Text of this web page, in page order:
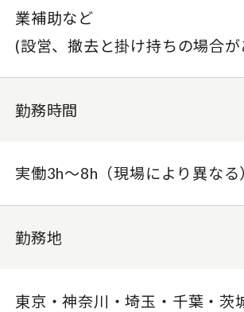
業補助など​
(設営、撤去と掛け持ちの場合が
勤務時間
実働3h〜8h（現場により異な
勤務地
東京・神奈川・埼玉・千葉・茨